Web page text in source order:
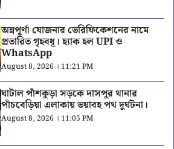
অন্নপূর্ণা যোজনার ভেরিফিকেশনের নামে
প্রতারিত গৃহবধূ। হ্যাক হল UPI ও
WhatsApp
August 8, 2026 । 11:21 PM
ঘাটাল পাঁশকুড়া সড়কে দাসপুর থানার
পাঁচবেড়িয়া এলাকায় ভয়াবহ পথ দুর্ঘটনা।
August 8, 2026 । 11:05 PM